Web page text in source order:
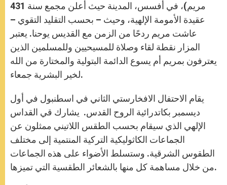
مريم)، في أفسس، المدينة حيث أعلن مجمع سنة 431
عقيدة الأمومة الإلهية، وحيث – بحسب التقليد التقوي –
عاشت مريم ردحًا من الزمن مع القديس يوحنا. يعتبر
المزار نقطة لقاء وصلاة للمسيحيين وللمسلمين الذين
يعترفون بمريم أم يسوع الدائمة البتولية والمختارة من الله
لخير البشرية جمعاء.
يقام الاحتفال الافخارستي الثاني في اسطنبول في أول
ديسمبر بكاتدرائية الروح القدس. يشارك قي القداس
الإلهي الذي سيقام بحسب الطقس اللاتيني ممثلون عن
الجماعات الكاثوليكية التركية المنتمية إلى مختلف
الطقوس الشرقية. وستسلط الأضواء على هذه الجماعات
من خلال مساهمة كل منها بالشعائر الطقسية التي تميزها.